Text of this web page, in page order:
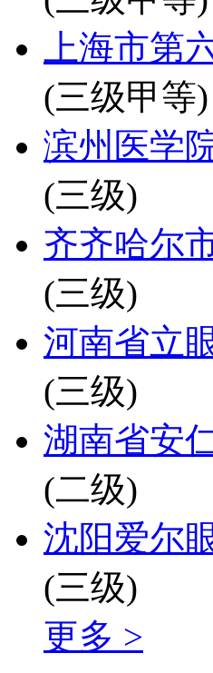
上海市第
(三级甲等)
滨州医学
(三级)
齐齐哈尔
(三级)
河南省立
(三级)
湖南省安
(二级)
沈阳爱尔
(三级)
更多 >